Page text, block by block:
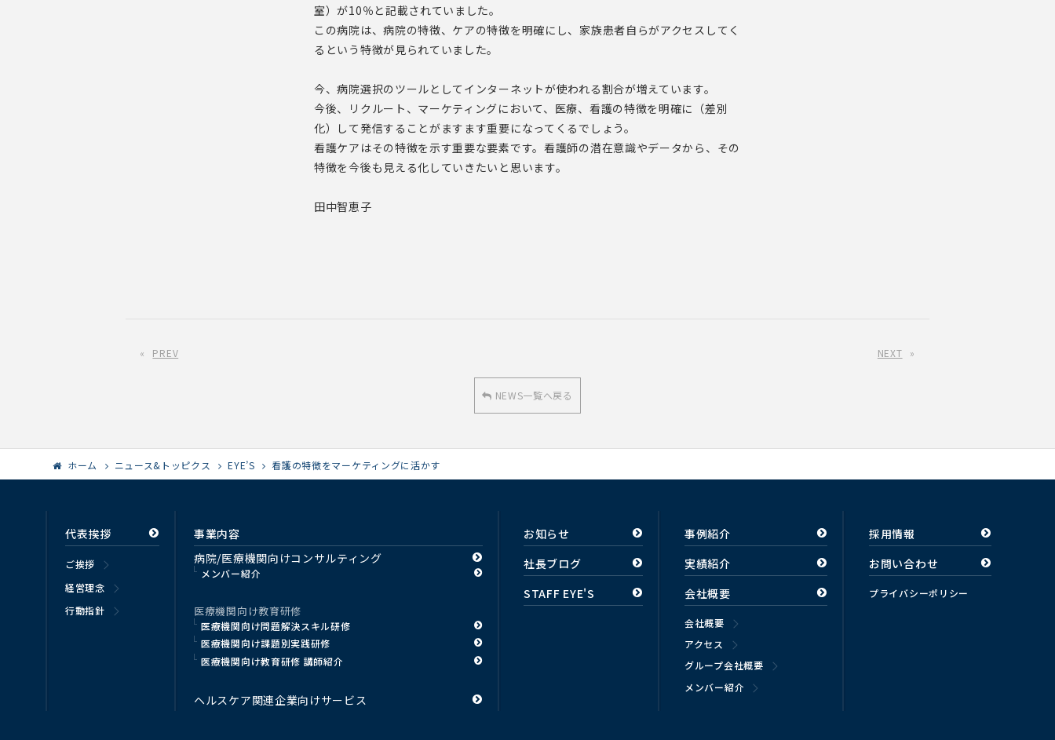
室）が10％と記載されていました。
この病院は、病院の特徴、ケアの特徴を明確にし、家族患者自らがアクセスしてく
るという特徴が見られていました。
今、病院選択のツールとしてインターネットが使われる割合が増えています。
今後、リクルート、マーケティングにおいて、医療、看護の特徴を明確に（差別
化）して発信することがますます重要になってくるでしょう。
看護ケアはその特徴を示す重要な要素です。看護師の潜在意識やデータから、その
特徴を今後も見える化していきたいと思います。
田中智恵子
« PREV NEXT »
NEWS一覧へ戻る
ホーム ニュース&トッピクス EYE’S 看護の特徴をマーケティングに活かす
代表挨拶
ご挨拶
経営理念
行動指針
事業内容
病院/医療機関向けコンサルティング
メンバー紹介
医療機関向け教育研修
医療機関向け問題解決スキル研修
医療機関向け課題別実践研修
医療機関向け教育研修 講師紹介
ヘルスケア関連企業向けサービス
お知らせ
社長ブログ
STAFF EYE'S
事例紹介
実績紹介
会社概要
会社概要
アクセス
グループ会社概要
メンバー紹介
採用情報
お問い合わせ
プライバシーポリシー